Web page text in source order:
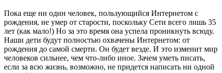
Пока еще ни один человек, пользующийся Интернетом с
рождения, не умер от старости, поскольку Сети всего лишь 35
лет (как мало!) Но за это время она успела проникнуть всюду.
Наши дети будут полностью охвачены Интернетом: от
рождения до самой смерти. Он будет везде. И это изменит мир
человеков сильнее, чем что-либо иное. Зачем уметь писать,
если за всю жизнь, возможно, не придется написать ни одной